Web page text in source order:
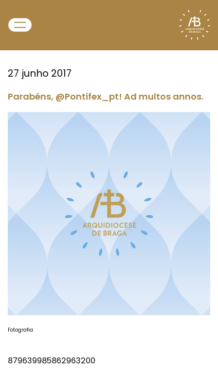
27 junho 2017
Parabéns, @Pontifex_pt! Ad multos annos.
Fotografia
879639985862963200